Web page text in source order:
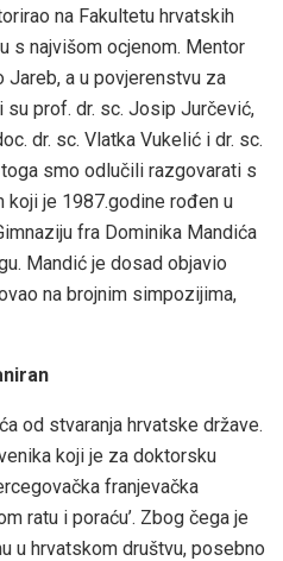
na Fakultetu hrvatskih
s najvišom ocjenom. Mentor
a u povjerenstvu za
prof. dr. sc. Josip Jurčević,
dr. sc. Vlatka Vukelić i dr. sc.
smo odlučili razgovarati s
je 1987.godine rođen u
fra Dominika Mandića
Mandić je dosad objavio
na brojnim simpozijima,
od stvaranja hrvatske države.
koji je za doktorsku
franjevačka
ratu i poraću’. Zbog čega je
u hrvatskom društvu, posebno